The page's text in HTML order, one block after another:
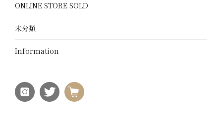
ONLINE STORE SOLD
未分類
Information